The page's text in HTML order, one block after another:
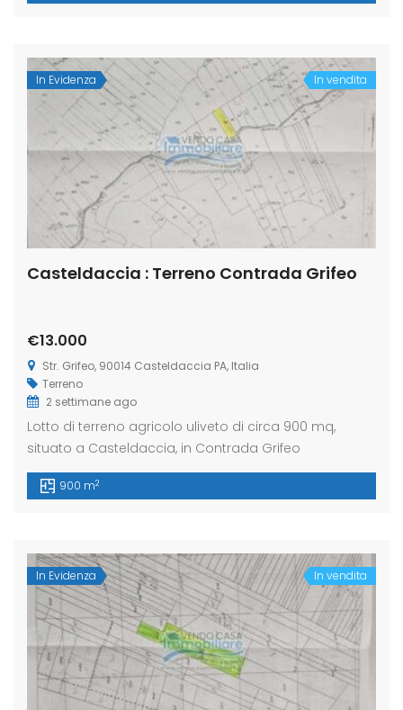
In Evidenza In vendita
Casteldaccia : Terreno Contrada Grifeo
€13.000
Str. Grifeo, 90014 Casteldaccia PA, Italia
Terreno
2 settimane ago
Lotto di terreno agricolo uliveto di circa 900 mq,
situato a Casteldaccia, in Contrada Grifeo
900 m2
In Evidenza In vendita